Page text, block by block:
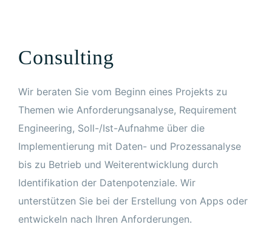
Consulting
Wir beraten Sie vom Beginn eines Projekts zu
Themen wie Anforderungsanalyse, Requirement
Engineering, Soll-/Ist-Aufnahme über die
Implementierung mit Daten- und Prozessanalyse
bis zu Betrieb und Weiterentwicklung durch
Identifikation der Datenpotenziale. Wir
unterstützen Sie bei der Erstellung von Apps oder
entwickeln nach Ihren Anforderungen.